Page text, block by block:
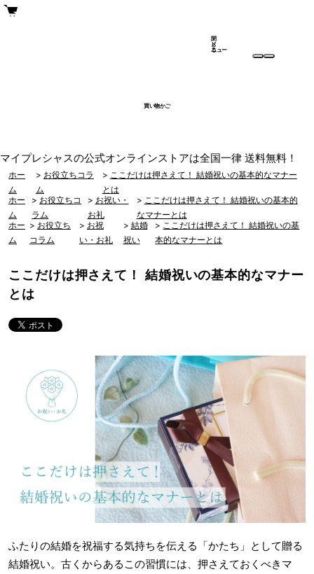
買い物かご
メ
ニュー
閉
じ
る
マイプレシャスの公式オンラインストアは全国一律 送料無料！
ホー
ム
> お役立ちコラ
ム
> ここだけは押さえて！ 結婚祝いの基本的なマナー
とは
ホー
ム
> お役立ちコ
ラム
> お祝い・
お礼
> ここだけは押さえて！ 結婚祝いの基本的
なマナーとは
ホー
ム
> お役立ち
コラム
> お祝
い・お礼
> 結婚
祝い
> ここだけは押さえて！ 結婚祝いの基
本的なマナーとは
ここだけは押さえて！ 結婚祝いの基本的なマナー
とは
ふたりの結婚を祝福する気持ちを伝える「かたち」として贈る
結婚祝い。古くからあるこの習慣には、押さえておくべきマ